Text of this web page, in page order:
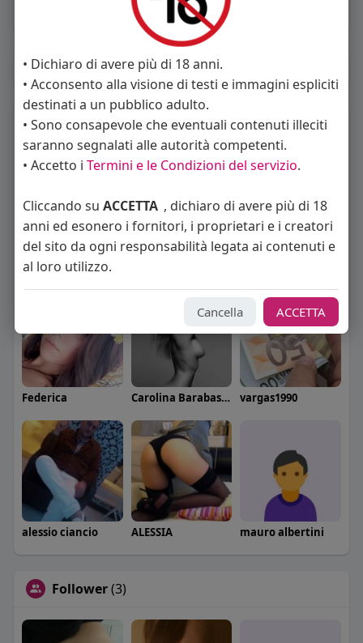
donne
Album (0)
Seguiti(23)
Angelica Cattaneo
Federica Carolina Barabaschi vargas1990
alessio ciancio ALESSIA mauro albertini
Follower(3)
• Dichiaro di avere più di 18 anni.
• Acconsento alla visione di testi e immagini espliciti
destinati a un pubblico adulto.
• Sono consapevole che eventuali contenuti illeciti
saranno segnalati alle autorità competenti.
• Accetto i Termini e le Condizioni del servizio.
Cliccando su ACCETTA , dichiaro di avere più di 18
anni ed esonero i fornitori, i proprietari e i creatori
del sito da ogni responsabilità legata ai contenuti e
al loro utilizzo.
Cancella ACCETTA